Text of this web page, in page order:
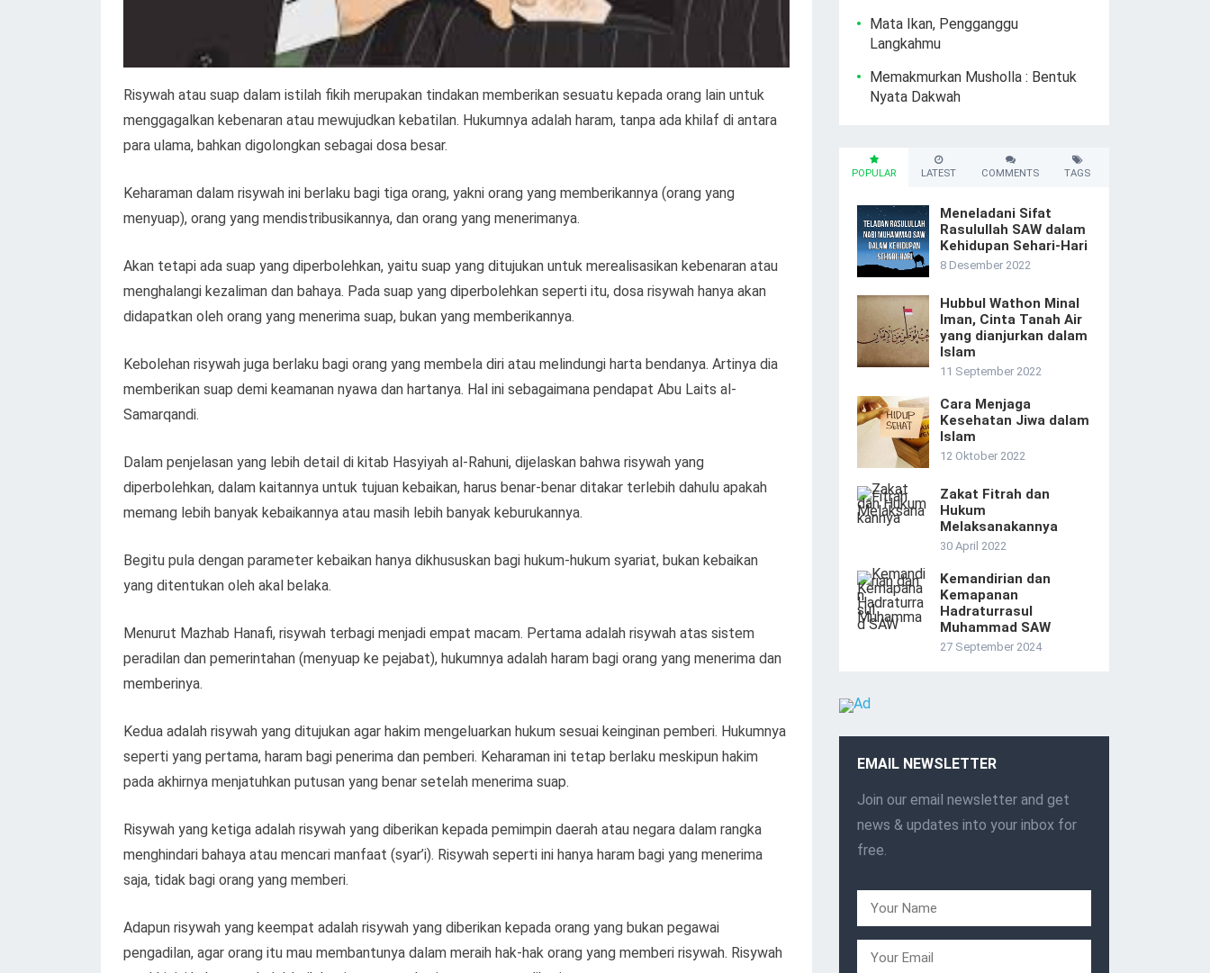
Risywah atau suap dalam istilah fikih merupakan tindakan memberikan sesuatu kepada orang lain untuk
menggagalkan kebenaran atau mewujudkan kebatilan. Hukumnya adalah haram, tanpa ada khilaf di antara
para ulama, bahkan digolongkan sebagai dosa besar.
Keharaman dalam risywah ini berlaku bagi tiga orang, yakni orang yang memberikannya (orang yang
menyuap), orang yang mendistribusikannya, dan orang yang menerimanya.
Akan tetapi ada suap yang diperbolehkan, yaitu suap yang ditujukan untuk merealisasikan kebenaran atau
menghalangi kezaliman dan bahaya. Pada suap yang diperbolehkan seperti itu, dosa risywah hanya akan
didapatkan oleh orang yang menerima suap, bukan yang memberikannya.
Kebolehan risywah juga berlaku bagi orang yang membela diri atau melindungi harta bendanya. Artinya dia
memberikan suap demi keamanan nyawa dan hartanya. Hal ini sebagaimana pendapat Abu Laits al-
Samarqandi.
Dalam penjelasan yang lebih detail di kitab Hasyiyah al-Rahuni, dijelaskan bahwa risywah yang
diperbolehkan, dalam kaitannya untuk tujuan kebaikan, harus benar-benar ditakar terlebih dahulu apakah
memang lebih banyak kebaikannya atau masih lebih banyak keburukannya.
Begitu pula dengan parameter kebaikan hanya dikhususkan bagi hukum-hukum syariat, bukan kebaikan
yang ditentukan oleh akal belaka.
Menurut Mazhab Hanafi, risywah terbagi menjadi empat macam. Pertama adalah risywah atas sistem
peradilan dan pemerintahan (menyuap ke pejabat), hukumnya adalah haram bagi orang yang menerima dan
memberinya.
Kedua adalah risywah yang ditujukan agar hakim mengeluarkan hukum sesuai keinginan pemberi. Hukumnya
seperti yang pertama, haram bagi penerima dan pemberi. Keharaman ini tetap berlaku meskipun hakim
pada akhirnya menjatuhkan putusan yang benar setelah menerima suap.
Risywah yang ketiga adalah risywah yang diberikan kepada pemimpin daerah atau negara dalam rangka
menghindari bahaya atau mencari manfaat (syar’i). Risywah seperti ini hanya haram bagi yang menerima
saja, tidak bagi orang yang memberi.
Adapun risywah yang keempat adalah risywah yang diberikan kepada orang yang bukan pegawai
pengadilan, agar orang itu mau membantunya dalam meraih hak-hak orang yang memberi risywah. Risywah
Mata Ikan, Pengganggu
Langkahmu
Memakmurkan Musholla : Bentuk
Nyata Dakwah
POPULAR LATEST COMMENTS TAGS
Meneladani Sifat
Rasulullah SAW dalam
Kehidupan Sehari-Hari
8 Desember 2022
Hubbul Wathon Minal
Iman, Cinta Tanah Air
yang dianjurkan dalam
Islam
11 September 2022
Cara Menjaga
Kesehatan Jiwa dalam
Islam
12 Oktober 2022
Zakat Fitrah dan
Hukum
Melaksanakannya
30 April 2022
Kemandirian dan
Kemapanan
Hadraturrasul
Muhammad SAW
27 September 2024
EMAIL NEWSLETTER
Join our email newsletter and get
news & updates into your inbox for
free.